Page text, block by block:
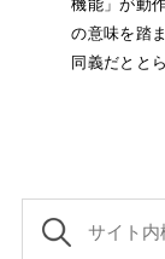
機能」が動
の意味を踏
同義だとと